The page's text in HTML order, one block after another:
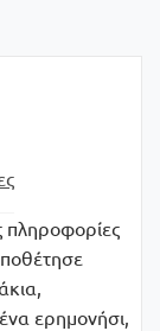
πληροφορίες
ερημονήσι,